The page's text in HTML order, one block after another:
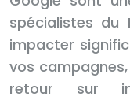
spécialistes du
impacter
vos
retour sur